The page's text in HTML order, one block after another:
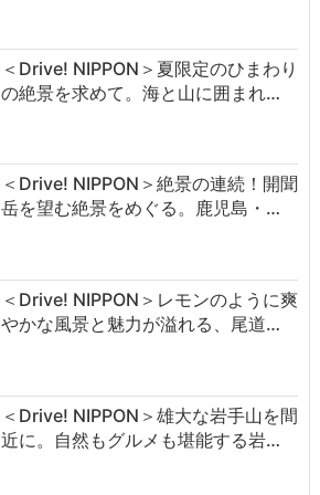
＜Drive! NIPPON＞夏限定のひまわり
の絶景を求めて。海と山に囲まれ…
＜Drive! NIPPON＞絶景の連続！開聞
岳を望む絶景をめぐる。鹿児島・…
＜Drive! NIPPON＞レモンのように爽
やかな風景と魅力が溢れる、尾道…
＜Drive! NIPPON＞雄大な岩手山を間
近に。自然もグルメも堪能する岩…